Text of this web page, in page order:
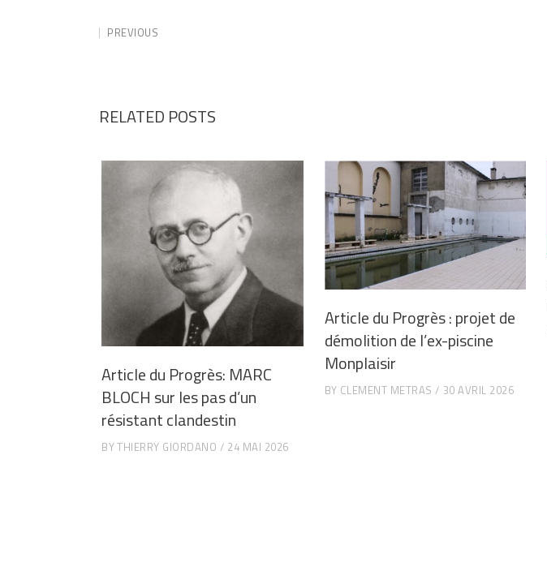
PREVIOUS
RELATED POSTS
Article du Progrès: MARC
BLOCH sur les pas d’un
résistant clandestin
BYTHIERRY GIORDANO 24 MAI 2026
Article du Progrès : projet de
démolition de l’ex-piscine
Monplaisir
BY CLEMENT METRAS 30 AVRIL 2026